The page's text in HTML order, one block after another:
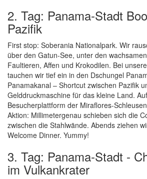
2. Tag: Panama-Stadt
Pazifik
First stop: Soberania Nationalpark. Wir
über den Gatun-See, unter den
Faultieren, Affen und Krokodilen. Bei
tauchen wir tief ein in den Dschungel
Panamakanal – Shortcut zwischen Pazifik
Gelddruckmaschine für das kleine Land.
Besucherplattform der Miraflores-
Aktion: Millimetergenau schieben sich die
zwischen die Stahlwände. Abends ziehen
Welcome Dinner. Yummy!
3. Tag: Panama-Stadt -
im Vulkankrater